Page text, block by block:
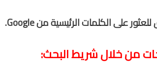
على الكلمات الرئيسية منGoogle
.
من خلال شريط البحث: